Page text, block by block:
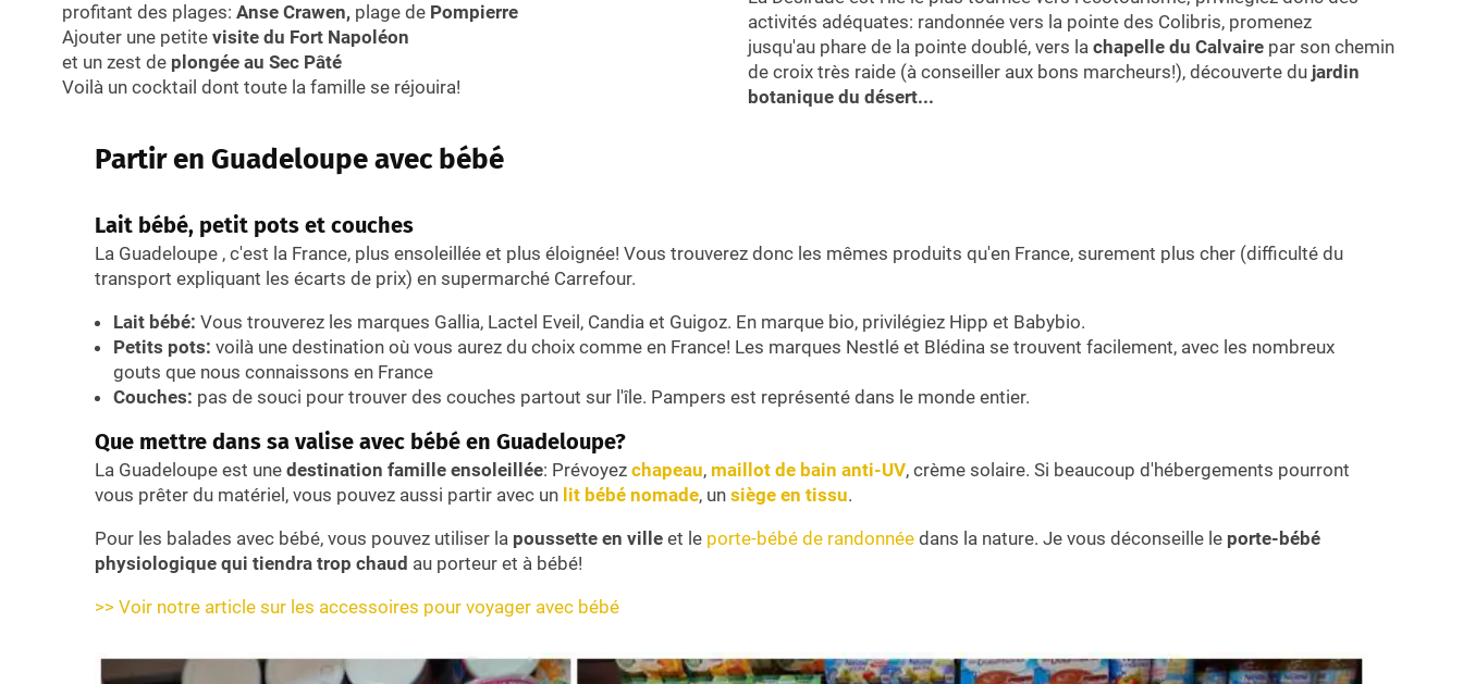
profitant des plages: Anse Crawen, plage de Pompierre
Ajouter une petite visite du Fort Napoléon
et un zest de plongée au Sec Pâté
Voilà un cocktail dont toute la famille se réjouira!
activités adéquates: randonnée vers la pointe des Colibris, promenez
jusqu'au phare de la pointe doublé, vers la chapelle du Calvaire par son chemin
de croix très raide (à conseiller aux bons marcheurs!), découverte du jardin
botanique du désert...
Partir en Guadeloupe avec bébé
Lait bébé, petit pots et couches
La Guadeloupe , c'est la France, plus ensoleillée et plus éloignée! Vous trouverez donc les mêmes produits qu'en France, surement plus cher (difficulté du
transport expliquant les écarts de prix) en supermarché Carrefour.
Lait bébé: Vous trouverez les marques Gallia, Lactel Eveil, Candia et Guigoz. En marque bio, privilégiez Hipp et Babybio.
Petits pots: voilà une destination où vous aurez du choix comme en France! Les marques Nestlé et Blédina se trouvent facilement, avec les nombreux
gouts que nous connaissons en France
Couches: pas de souci pour trouver des couches partout sur l'île. Pampers est représenté dans le monde entier.
Que mettre dans sa valise avec bébé en Guadeloupe?
La Guadeloupe est une destination famille ensoleillée: Prévoyez chapeau, maillot de bain anti-UV, crème solaire. Si beaucoup d'hébergements pourront
vous prêter du matériel, vous pouvez aussi partir avec un lit bébé nomade, un siège en tissu.
Pour les balades avec bébé, vous pouvez utiliser la poussette en ville et le porte-bébé de randonnée dans la nature. Je vous déconseille le porte-bébé
physiologique qui tiendra trop chaud au porteur et à bébé!
>> Voir notre article sur les accessoires pour voyager avec bébé